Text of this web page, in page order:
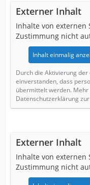
Externer Inhalt
Inhalte von externen
Zustimmung nicht
Inhalt einmalig
Durch die Aktivierung
einverstanden, dass
übermittelt werden.
Datenschutzerklärung
Externer Inhalt
Inhalte von externen
Zustimmung nicht